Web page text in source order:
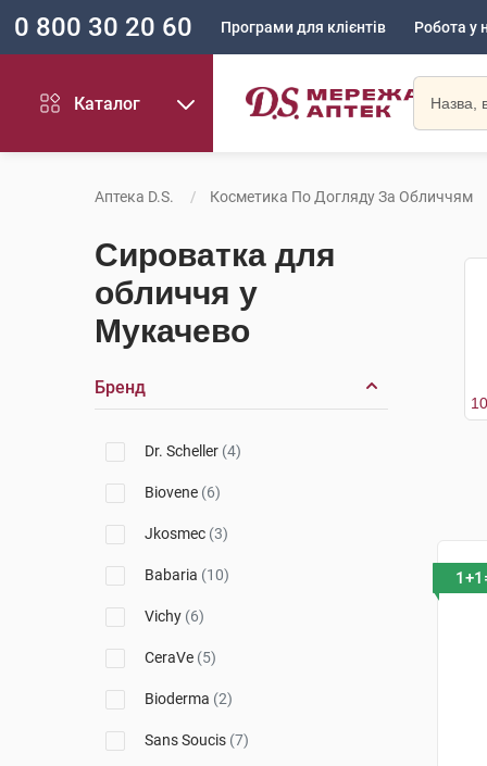
0 800 30 20 60 Програми для клієнтів Робота у
Каталог
Аптека D.S. Косметика По Догляду За Обличчям
Сироватка для
обличчя у
Мукачево
Бренд
Dr. Scheller (4)
Biovene (6)
Jkosmec (3)
Babaria (10)
Vichy (6)
CeraVe (5)
Bioderma (2)
Sans Soucis (7)